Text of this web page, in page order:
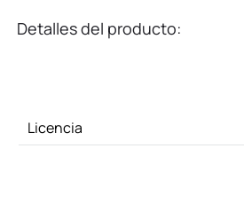
Detalles del producto:
Licencia